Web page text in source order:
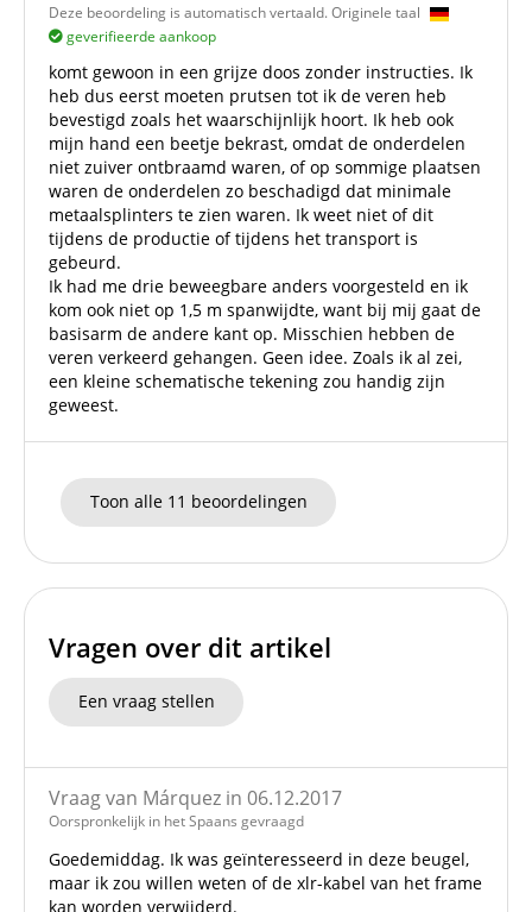
Deze beoordeling is automatisch vertaald. Originele taal
geverifieerde aankoop
komt gewoon in een grijze doos zonder instructies. Ik
heb dus eerst moeten prutsen tot ik de veren heb
bevestigd zoals het waarschijnlijk hoort. Ik heb ook
mijn hand een beetje bekrast, omdat de onderdelen
niet zuiver ontbraamd waren, of op sommige plaatsen
waren de onderdelen zo beschadigd dat minimale
metaalsplinters te zien waren. Ik weet niet of dit
tijdens de productie of tijdens het transport is
gebeurd.
Ik had me drie beweegbare anders voorgesteld en ik
kom ook niet op 1,5 m spanwijdte, want bij mij gaat de
basisarm de andere kant op. Misschien hebben de
veren verkeerd gehangen. Geen idee. Zoals ik al zei,
een kleine schematische tekening zou handig zijn
geweest.
Toon alle 11 beoordelingen
Vragen over dit artikel
Een vraag stellen
Vraag van Márquez in 06.12.2017
Oorspronkelijk in het Spaans gevraagd
Goedemiddag. Ik was geïnteresseerd in deze beugel,
maar ik zou willen weten of de xlr-kabel van het frame
kan worden verwijderd.